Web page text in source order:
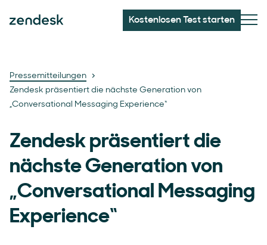
Kostenlosen Test starten
Pressemitteilungen
Zendesk präsentiert die nächste Generation von
„Conversational Messaging Experience“
Zendesk präsentiert die
nächste Generation von
„Conversational Messaging
Experience“